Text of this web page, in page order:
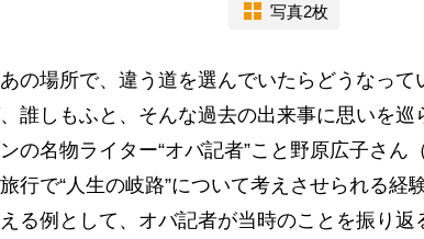
写真2枚
の場所で、違う道を選んでいたらどうなって
誰しもふと、そんな過去の出来事に思いを巡
の名物ライター“オバ記者”こと野原広子さん
行で“人生の岐路”について考えさせられる経
る例として、オバ記者が当時のことを振り返